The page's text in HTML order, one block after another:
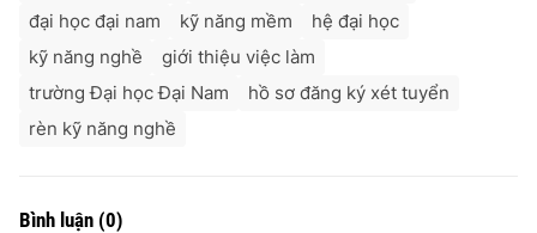
đại học đại nam
kỹ năng mềm
hệ đại học
kỹ năng nghề
giới thiệu việc làm
trường Đại học Đại Nam
hồ sơ đăng ký xét tuyển
rèn kỹ năng nghề
Bình luận (0)